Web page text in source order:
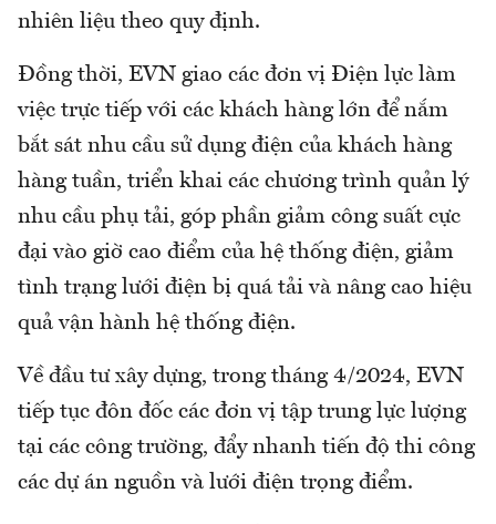
nhiên liệu theo quy định.
Đồng thời, EVN giao các đơn vị Điện lực làm
việc trực tiếp với các khách hàng lớn để nắm
bắt sát nhu cầu sử dụng điện của khách hàng
hàng tuần, triển khai các chương trình quản lý
nhu cầu phụ tải, góp phần giảm công suất cực
đại vào giờ cao điểm của hệ thống điện, giảm
tình trạng lưới điện bị quá tải và nâng cao hiệu
quả vận hành hệ thống điện.
Về đầu tư xây dựng, trong tháng 4/2024, EVN
tiếp tục đôn đốc các đơn vị tập trung lực lượng
tại các công trường, đẩy nhanh tiến độ thi công
các dự án nguồn và lưới điện trọng điểm.